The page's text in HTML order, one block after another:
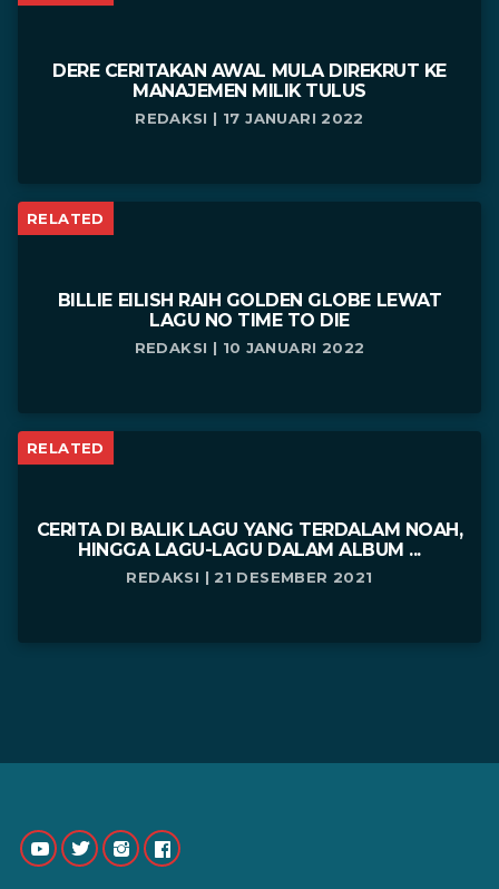
DERE CERITAKAN AWAL MULA DIREKRUT KE
MANAJEMEN MILIK TULUS
REDAKSI | 17 JANUARI 2022
RELATED
BILLIE EILISH RAIH GOLDEN GLOBE LEWAT
LAGU NO TIME TO DIE
REDAKSI | 10 JANUARI 2022
RELATED
CERITA DI BALIK LAGU YANG TERDALAM NOAH,
HINGGA LAGU-LAGU DALAM ALBUM ...
REDAKSI | 21 DESEMBER 2021